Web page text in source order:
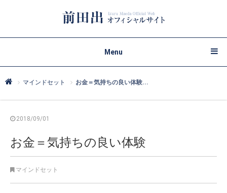
Menu
マインドセット お金＝気持ちの良い体験...
2018/09/01
お金＝気持ちの良い体験
マインドセット